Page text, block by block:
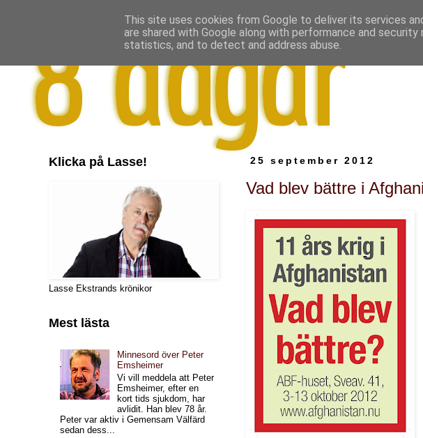
25 september 2012
Vad blev bättre i
Klicka på Lasse!
Lasse Ekstrands krönikor
Mest lästa
Minnesord över Peter
Emsheimer
Vi vill meddela att Peter
Emsheimer, efter en
kort tids sjukdom, har
avlidit. Han blev 78 år.
Peter var aktiv i Gemensam Välfärd
sedan dess...
This site uses cookies from Google to deliver its services
are shared with Google along with performance and
statistics, and to detect and address abuse.